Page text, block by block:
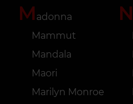
M adonna
Mammut
Mandala
Maori
Marilyn Monroe
N